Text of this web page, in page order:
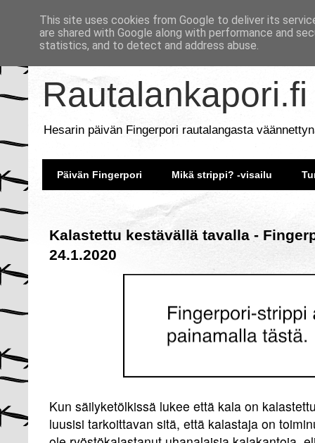
Rautalankapori.fi
Hesarin päivän Fingerpori rautalangasta
Päivän Fingerpori Mikä strippi? -visailu
Kalastettu kestävällä tavalla -
24.1.2020
Kun säilyketölkissä lukee että kala on
luusisi tarkoittavan sitä, että kalastaja on
This site uses cookies from Google to deliver its
are shared with Google along with performance and
statistics, and to detect and address abuse.